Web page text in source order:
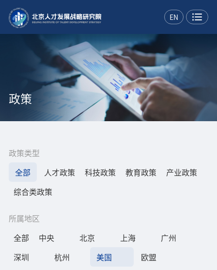
EN
政策
政策类型
全部
人才政策 科技政策 教育政策
产业政策
综合类政策
所属地区
全部
中央 北京 上海
广州
深圳
杭州 美国
欧盟